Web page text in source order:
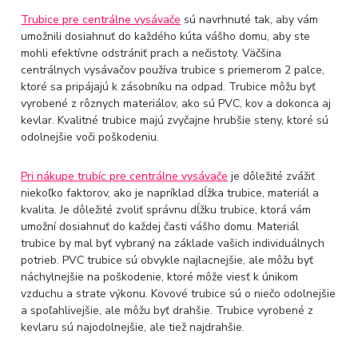
Trubice pre centrálne vysávače sú navrhnuté tak, aby vám
umožnili dosiahnuť do každého kúta vášho domu, aby ste
mohli efektívne odstrániť prach a nečistoty. Väčšina
centrálnych vysávačov používa trubice s priemerom 2 palce,
ktoré sa pripájajú k zásobníku na odpad. Trubice môžu byť
vyrobené z rôznych materiálov, ako sú PVC, kov a dokonca aj
kevlar. Kvalitné trubice majú zvyčajne hrubšie steny, ktoré sú
odolnejšie voči poškodeniu.
Pri nákupe trubíc pre centrálne vysávače je dôležité zvážiť
niekoľko faktorov, ako je napríklad dĺžka trubice, materiál a
kvalita. Je dôležité zvoliť správnu dĺžku trubice, ktorá vám
umožní dosiahnuť do každej časti vášho domu. Materiál
trubice by mal byť vybraný na základe vašich individuálnych
potrieb. PVC trubice sú obvykle najlacnejšie, ale môžu byť
náchylnejšie na poškodenie, ktoré môže viesť k únikom
vzduchu a strate výkonu. Kovové trubice sú o niečo odolnejšie
a spoľahlivejšie, ale môžu byť drahšie. Trubice vyrobené z
kevlaru sú najodolnejšie, ale tiež najdrahšie.